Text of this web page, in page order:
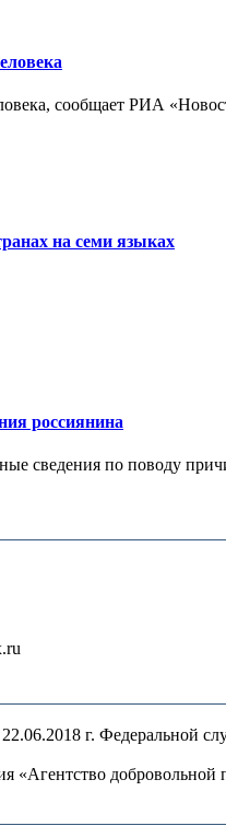
сообщает РИА
на семи языках
россиянина
сведения по поводу
г. Федеральной
«Агентство